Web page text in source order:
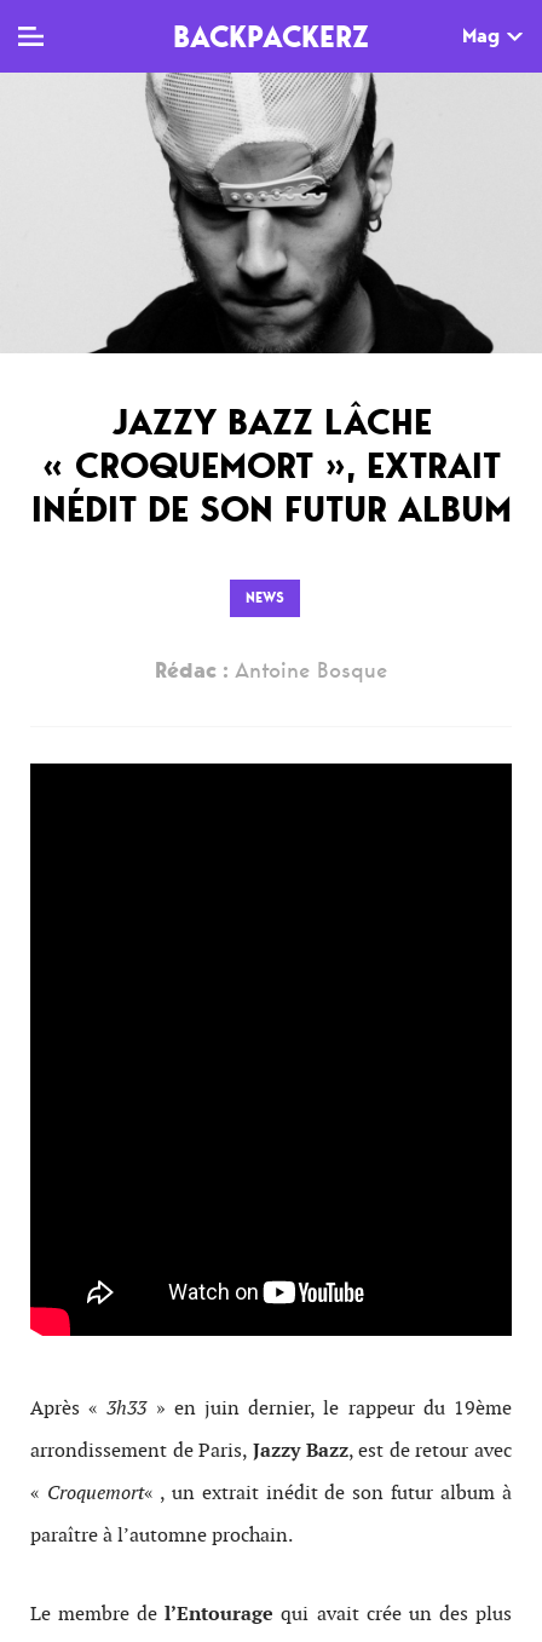
BACKPACKERZ Mag
Documentaires
MAG
Dossiers
Tops
Interviews
Sorties
Newsletter
JAZZY BAZZ LÂCHE
« CROQUEMORT », EXTRAIT
INÉDIT DE SON FUTUR ALBUM
NEWS
Rédac : Antoine Bosque
Après «3h33» en juin dernier, le rappeur du 19ème
arrondissement de Paris, Jazzy Bazz, est de retour avec
« Croquemort« , un extrait inédit de son futur album à
paraître à l’automne prochain.
Le membre del’Entourage qui avait crée un des plus